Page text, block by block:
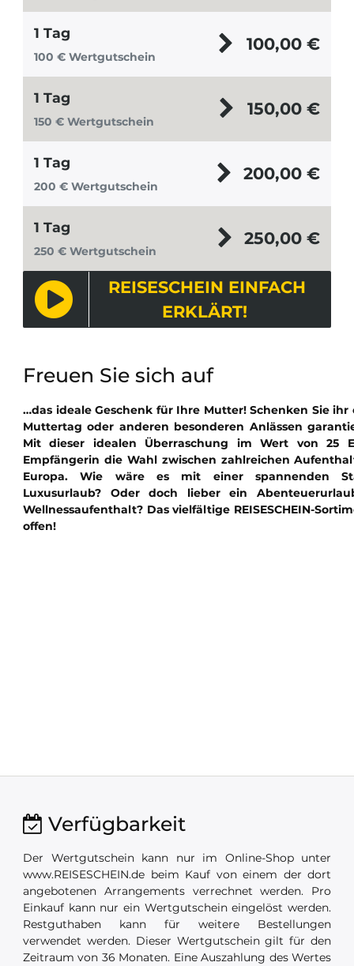
Freuen Sie sich auf
…das ideale Geschenk für Ihre Mutter! Schenken Sie ihr
Muttertag oder anderen besonderen Anlässen
Mit dieser idealen Überraschung im Wert von 25
Empfängerin die Wahl zwischen zahlreichen
Europa. Wie wäre es mit einer spannenden
Luxusurlaub? Oder doch lieber ein
Wellnessaufenthalt? Das vielfältige REISESCHEIN-
offen!
1 Tag
100 € Wertgutschein
100,00 €
1 Tag
150 € Wertgutschein
150,00 €
1 Tag
200 € Wertgutschein
200,00 €
1 Tag
250 € Wertgutschein
250,00 €
REISESCHEIN EINFACH
ERKLÄRT!
Verfügbarkeit
Der Wertgutschein kann nur im Online-Shop unter
www.REISESCHEIN.de beim Kauf von einem der dort
angebotenen Arrangements verrechnet werden. Pro
Einkauf kann nur ein Wertgutschein eingelöst werden.
Restguthaben kann für weitere Bestellungen
verwendet werden. Dieser Wertgutschein gilt für den
Zeitraum von 36 Monaten. Eine Auszahlung des Wertes